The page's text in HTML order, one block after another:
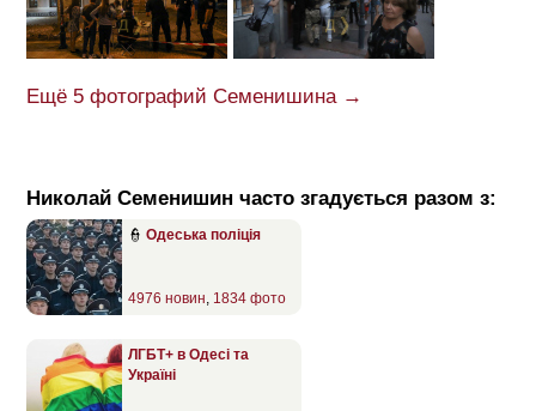
Ещё 5 фотографий Семенишина →
Николай Семенишин часто згадується разом з:
👮 Одеська поліція
4976 новин 1834 фото
ЛГБТ+ в Одесі та
Україні